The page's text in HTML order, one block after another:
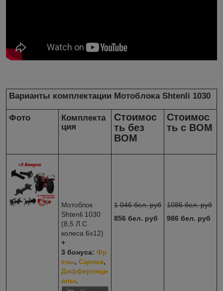
Варианты комплектации Мотоблока Shtenli 1030
Фото
Комплекта
ция
Стоимос
ть без
ВОМ
Стоимос
ть с ВОМ
Мотоблок
Shtenli 1030
(8,5 Л.С
колеса 6х12)
+
3 бонуса: Фр
езы, Сцепка,
Дифференци
алы.
1 046 бел. руб
856 бел. руб
1086 бел. руб
986 бел. руб